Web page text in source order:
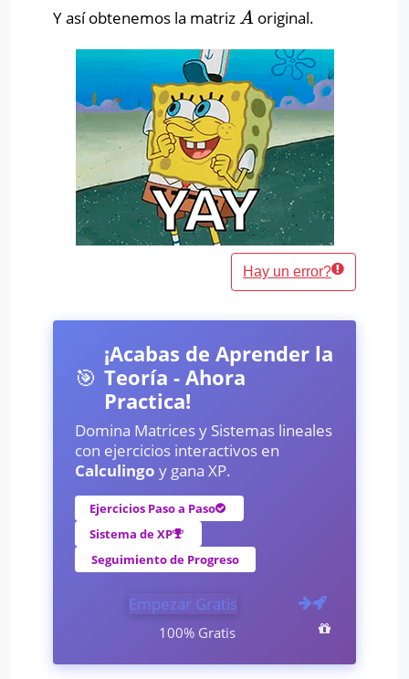
Y así obtenemos la matriz A
A original.
Hay un error?
🎯
¡Acabas de Aprender la
Teoría - Ahora
Practica!
Domina Matrices y Sistemas lineales
con ejercicios interactivos en
Calculingo y gana XP.
Ejercicios Paso a Paso
Sistema de XP
Seguimiento de Progreso
Empezar Gratis
100% Gratis